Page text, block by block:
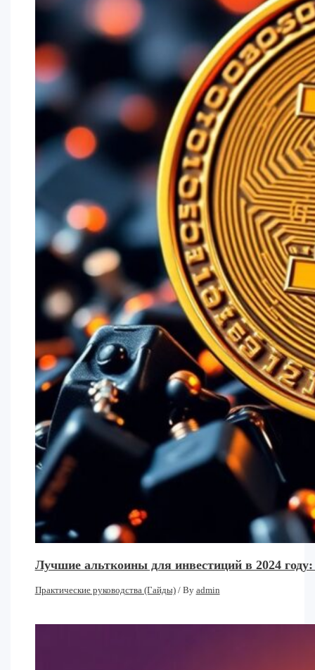
Лучшие альткоины для инвестиций в 2024
Практические руководства (Гайды)/ By admin